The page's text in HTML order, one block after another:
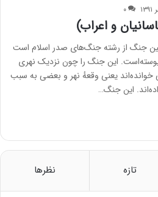
۰
و اعراب)
جنگ از رشته جنگ‌های صدر اسلام است
این جنگ را چون نزدیک نهری
یعنی وقعهٔ نهر و بعضی به سبب
این جنگ…
تازه نظرها